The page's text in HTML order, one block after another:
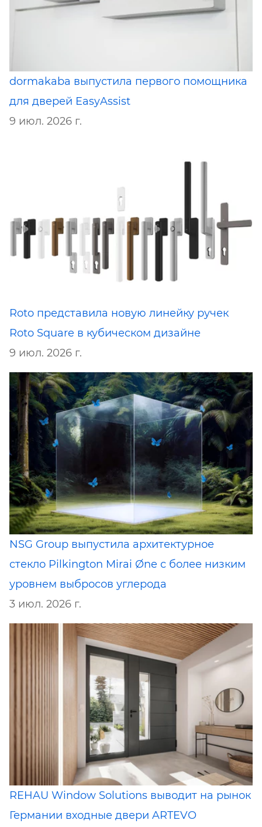
dormakaba выпустила первого помощника
для дверей EasyAssist
9 июл. 2026 г.
Roto представила новую линейку ручек
Roto Square в кубическом дизайне
9 июл. 2026 г.
NSG Group выпустила архитектурное
стекло Pilkington Mirai Øne с более низким
уровнем выбросов углерода
3 июл. 2026 г.
REHAU Window Solutions выводит на рынок
Германии входные двери ARTEVO